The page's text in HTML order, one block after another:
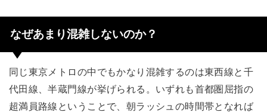
なぜあまり混雑しないのか？
同じ東京メトロの中でもかなり混雑するのは東西線と千
代田線、半蔵門線が挙げられる。いずれも首都圏屈指の
超満員路線ということで、朝ラッシュの時間帯となれば